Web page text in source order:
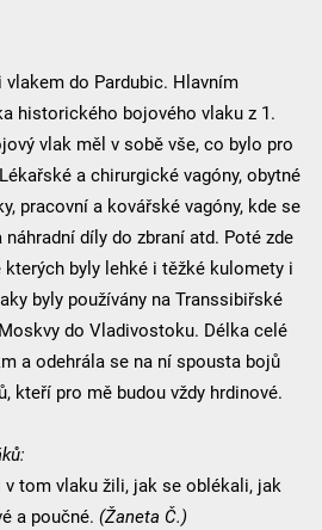
vlakem do Pardubic. Hlavním
historického bojového vlaku z 1.
vlak měl v sobě vše, co bylo pro
a chirurgické vagóny, obytné
pracovní a kovářské vagóny, kde se
díly do zbraní atd. Poté zde
kterých byly lehké i těžké kulomety i
byly používány na Transsibiřské
do Vladivostoku. Délka celé
a odehrála se na ní spousta bojů
kteří pro mě budou vždy hrdinové.
tom vlaku žili, jak se oblékali, jak
a poučné. (Žaneta Č.)